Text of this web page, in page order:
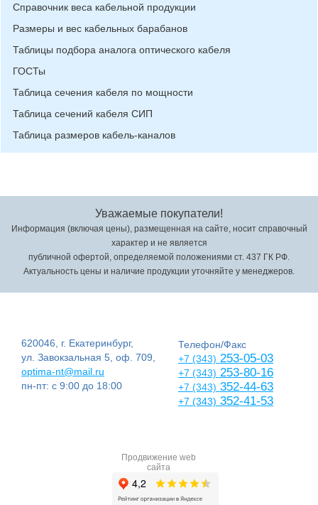
Справочник веса кабельной продукции
Размеры и вес кабельных барабанов
Таблицы подбора аналога оптического кабеля
ГОСТы
Таблица сечения кабеля по мощности
Таблица сечений кабеля СИП
Таблица размеров кабель-каналов
Уважаемые покупатели!
Информация (включая цены), размещенная на сайте, носит справочный
характер и не является
публичной офертой, определяемой положениями ст. 437 ГК РФ.
Актуальность цены и наличие продукции уточняйте у менеджеров.
620046, г. Екатеринбург,
ул. Завокзальная 5, оф. 709,
optima-nt@mail.ru
пн-пт: с 9:00 до 18:00
Телефон/Факс
+7 (343) 253-05-03
+7 (343) 253-80-16
+7 (343) 352-44-63
+7 (343) 352-41-53
Продвижение web
сайта